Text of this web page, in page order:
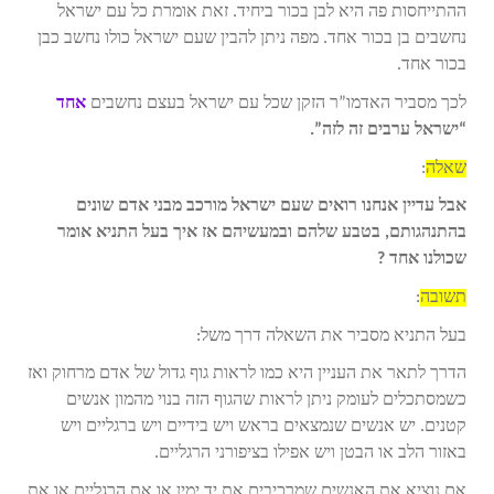
ההתייחסות פה היא לבן בכור ביחיד. זאת אומרת כל עם ישראל
נחשבים בן בכור אחד. מפה ניתן להבין שעם ישראל כולו נחשב כבן
בכור אחד.
לכך מסביר האדמו”ר הזקן שכל עם ישראל בעצם נחשבים אחד
“ישראל ערבים זה לזה”.
שאלה:
אבל עדיין אנחנו רואים שעם ישראל מורכב מבני אדם שונים
בהתנהגותם, בטבע שלהם ובמעשיהם אז איך בעל התניא אומר
שכולנו אחד ?
תשובה:
בעל התניא מסביר את השאלה דרך משל:
הדרך לתאר את העניין היא כמו לראות גוף גדול של אדם מרחוק ואז
כשמסתכלים לעומק ניתן לראות שהגוף הזה בנוי מהמון אנשים
קטנים. יש אנשים שנמצאים בראש ויש בידיים ויש ברגליים ויש
באזור הלב או הבטן ויש אפילו בציפורני הרגליים.